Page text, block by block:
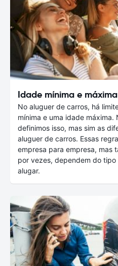
Idade mínima e
No aluguer de carros, há
mínima e uma idade máxima.
definimos isso, mas sim as
aluguer de carros. Essas
empresa para empresa, mas
por vezes, dependem do
alugar.